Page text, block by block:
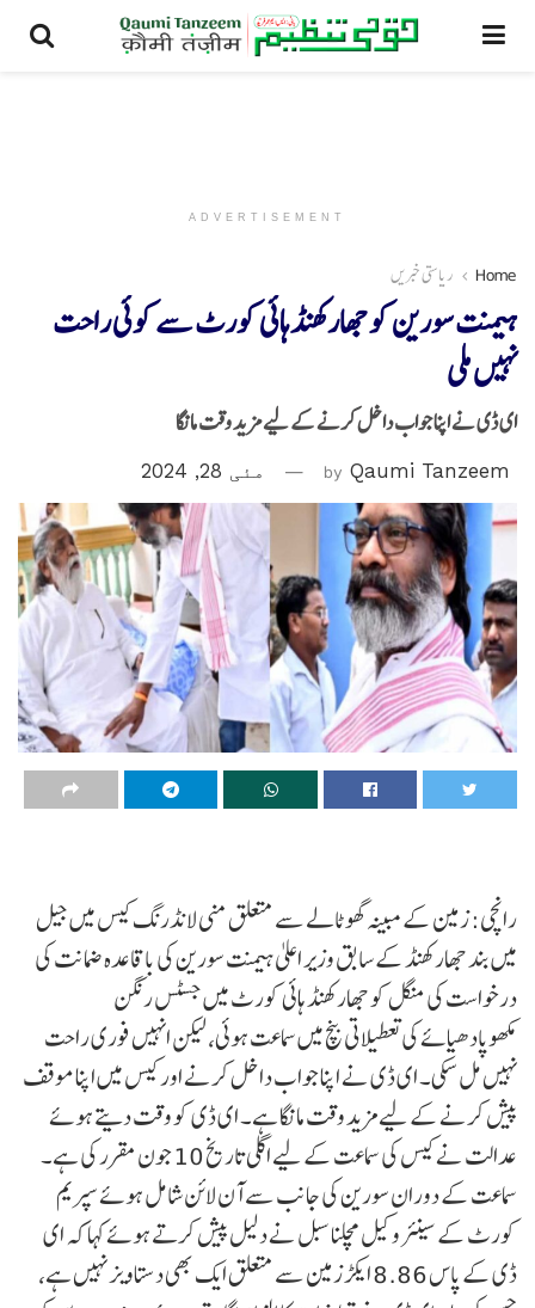
ADVERTISEMENT
Home ریاستی خبریں
ہیمنت سورین کو جھارکھنڈہائی کورٹ سے کوئی راحت
نہیں ملی
ای ڈی نے اپنا جواب داخل کرنے کے لیے مزید وقت مانگا
by Qaumi Tanzeem مئی 28, 2024
رانچی: زمین کے مبینہ گھوٹالے سے متعلق منی لانڈرنگ کیس میں جیل
میں بند جھارکھنڈ کے سابق وزیر اعلیٰ ہیمنت سورین کی باقاعدہ ضمانت کی
درخواست کی منگل کو جھارکھنڈ ہائی کورٹ میں جسٹس رنگن
مکھوپادھیائے کی تعطیلاتی بنچ میں سماعت ہوئی، لیکن انہیں فوری راحت
نہیں مل سکی۔ ای ڈی نے اپنا جواب داخل کرنے اور کیس میں اپنا موقف
پیش کرنے کے لیے مزید وقت مانگا ہے۔ ای ڈی کو وقت دیتے ہوئے
عدالت نے کیس کی سماعت کے لیے اگلی تاریخ 10 جون مقرر کی ہے۔
سماعت کے دوران سورین کی جانب سے آن لائن شامل ہوئے سپریم
کورٹ کے سینئر وکیل کپل سبل نے دلیل پیش کرتے ہوئے کہا کہ ای
ڈی کے پاس 8.86 ایکڑ زمین سے متعلق ایک بھی دستاویز نہیں ہے،